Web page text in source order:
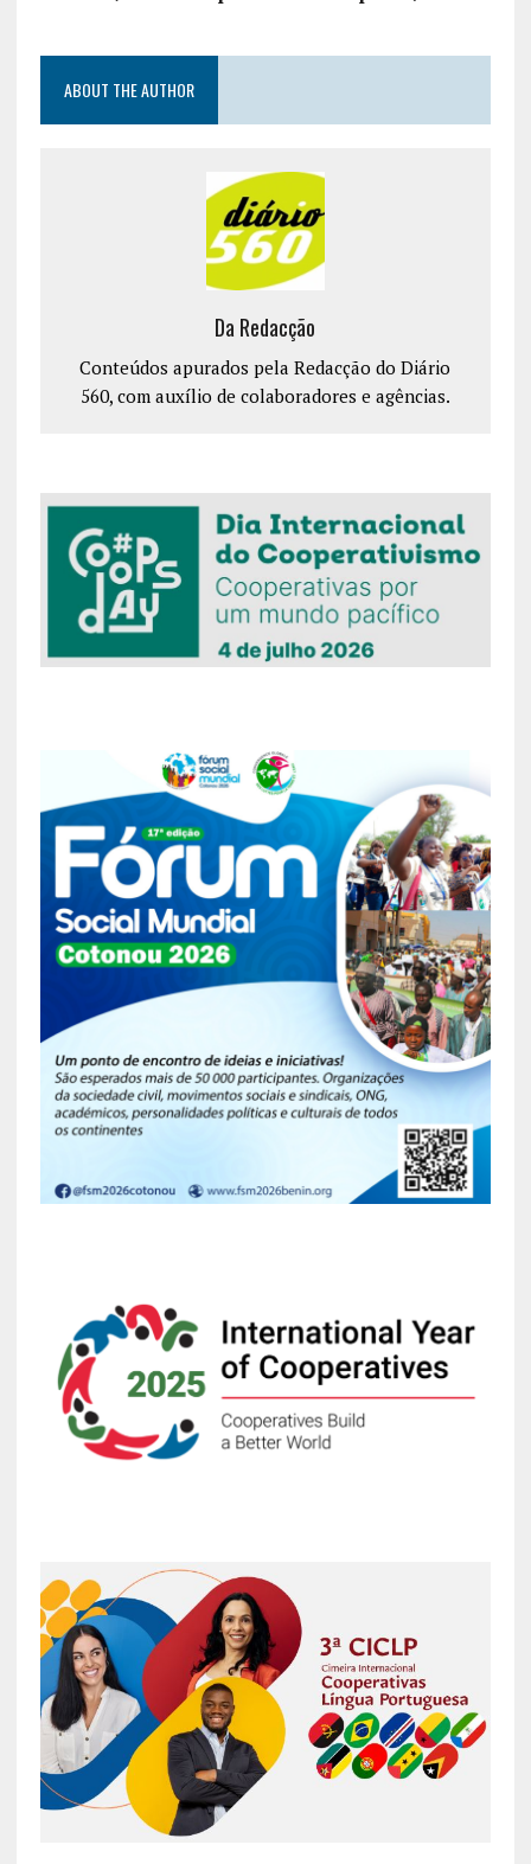
ABOUT THE AUTHOR
Da Redacção
Conteúdos apurados pela Redacção do Diário
560, com auxílio de colaboradores e agências.